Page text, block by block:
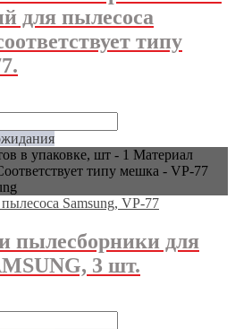
для пылесоса
типу
в упаковке, шт - 1 Материал
типу мешка - VP-77
пылесборники для
3 шт.